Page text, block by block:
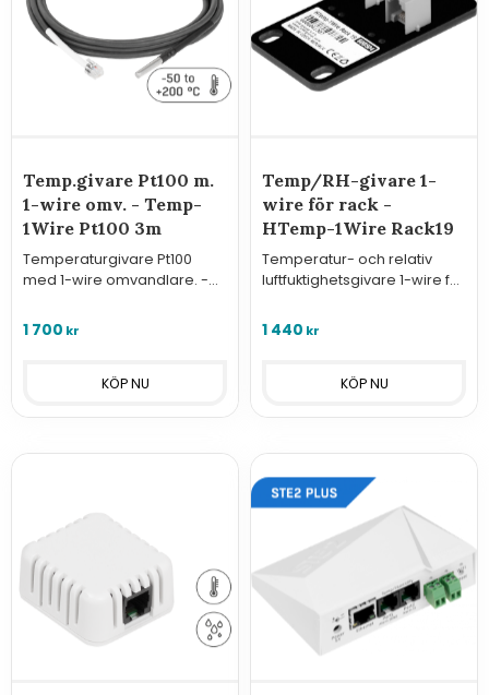
Temp.givare Pt100 m.
1-wire omv. - Temp-
1Wire Pt100 3m
Temperaturgivare Pt100
med 1-wire omvandlare. -
1 700 kr
Temp/RH-givare 1-
wire för rack -
HTemp-1Wire Rack19
Temperatur- och relativ
luftfuktighetsgivare 1-wire för
1 440 kr